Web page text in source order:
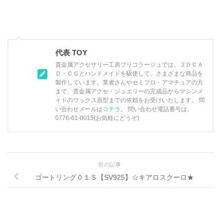
代表 TOY
貴金属アクセサリー工房ブリコラージュでは、３ＤＣＡ
Ｄ・ＣＧとハンドメイドを駆使して、さまざまな商品を
製作しています。業者さんやセミプロ・アマチュアの方
まで、貴金属アクセ・ジュエリーの完成品からマシンメ
イドのワックス原型までの依頼をお受けいたします。 問
い合わせメールはコチラ 。 問い合わせ電話番号は、
0776-61-0015(お気軽にどうぞ)
前の記事
ゴートリング０１Ｓ【SV925】☆キアロスクーロ★